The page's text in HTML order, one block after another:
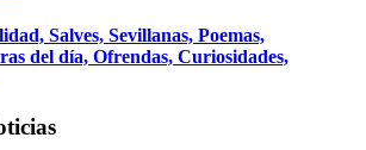
Salves, Sevillanas, Poemas,
del día, Ofrendas, Curiosidades,